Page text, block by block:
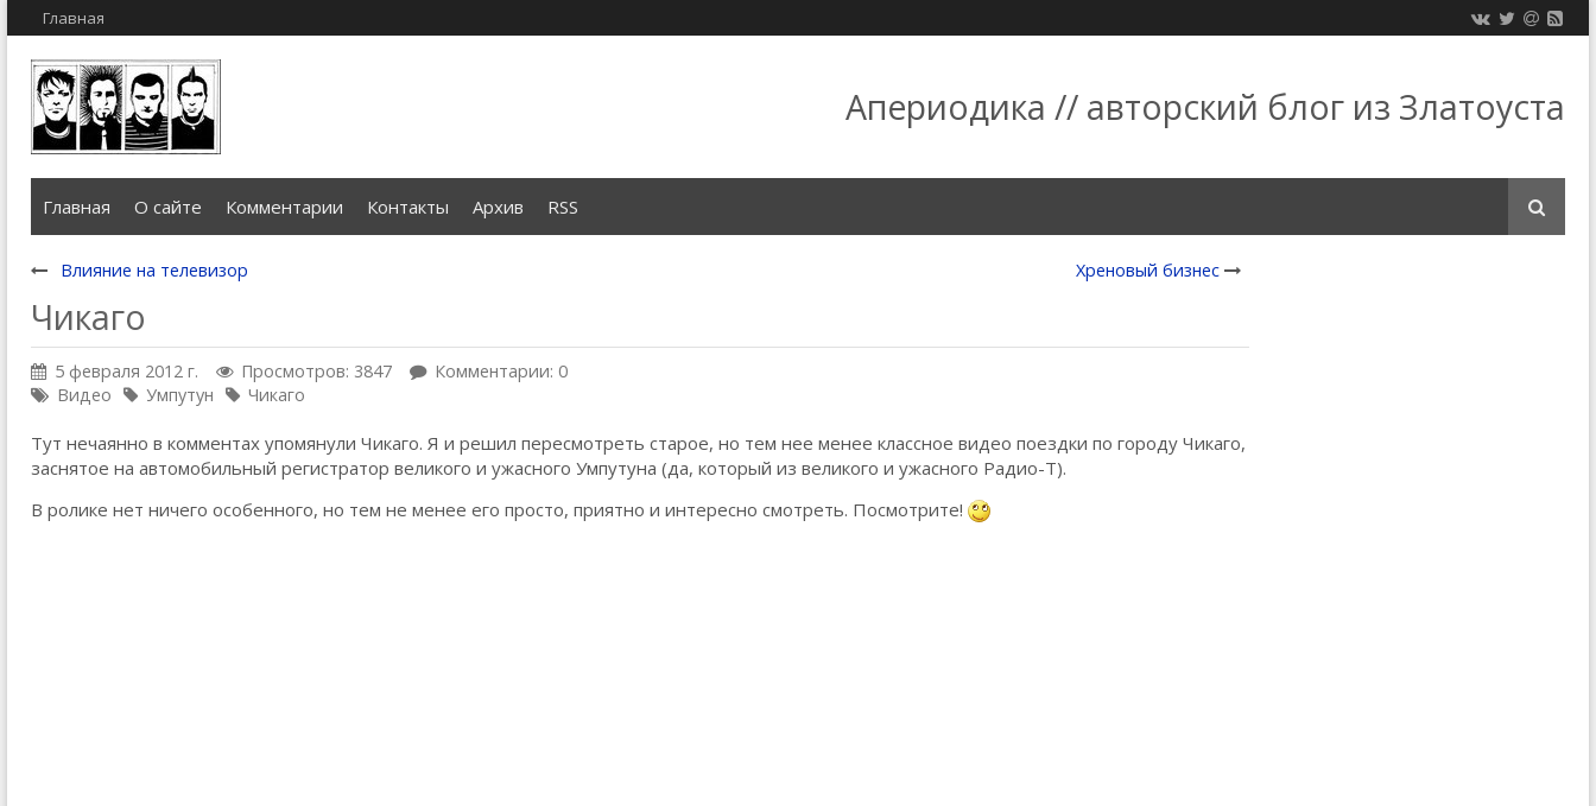
Главная
Апериодика // авторский блог из Златоуста
Главная О сайте Комментарии Контакты Архив RSS
Влияние на телевизор Хреновый бизнес
Чикаго
5 февраля 2012 г. Просмотров: 3847
Комментарии: 0
Видео
Умпутун Чикаго
Тут нечаянно в комментах упомянули Чикаго. Я и решил пересмотреть старое, но тем нее менее классное видео поездки по городу Чикаго,
заснятое на автомобильный регистратор великого и ужасного Умпутуна (да, который из великого и ужасного Радио-Т).
В ролике нет ничего особенного, но тем не менее его просто, приятно и интересно смотреть. Посмотрите!